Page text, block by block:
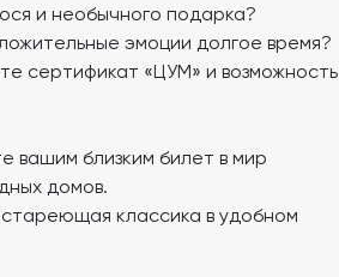
и необычного подарка?
эмоции долгое время?
сертификат «ЦУМ» и возможность
вашим близким билет в мир
домов.
классика в удобном